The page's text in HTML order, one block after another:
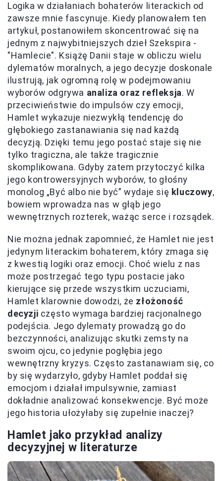
Logika w działaniach bohaterów literackich od
zawsze mnie fascynuje. Kiedy planowałem ten
artykuł, postanowiłem skoncentrować się na
jednym z najwybitniejszych dzieł Szekspira -
"Hamlecie". Książę Danii staje w obliczu wielu
dylematów moralnych, a jego decyzje doskonale
ilustrują, jak ogromną rolę w podejmowaniu
wyborów odgrywa analiza oraz refleksja. W
przeciwieństwie do impulsów czy emocji,
Hamlet wykazuje niezwykłą tendencję do
głębokiego zastanawiania się nad każdą
decyzją. Dzięki temu jego postać staje się nie
tylko tragiczna, ale także tragicznie
skomplikowana. Gdyby zatem przytoczyć kilka
jego kontrowersyjnych wyborów, to głośny
monolog „Być albo nie być” wydaje się kluczowy,
bowiem wprowadza nas w głąb jego
wewnętrznych rozterek, ważąc serce i rozsądek.
Nie można jednak zapomnieć, że Hamlet nie jest
jedynym literackim bohaterem, który zmaga się
z kwestią logiki oraz emocji. Choć wielu z nas
może postrzegać tego typu postacie jako
kierujące się przede wszystkim uczuciami,
Hamlet klarownie dowodzi, że złożoność
decyzji często wymaga bardziej racjonalnego
podejścia. Jego dylematy prowadzą go do
bezczynności, analizując skutki zemsty na
swoim ojcu, co jedynie pogłębia jego
wewnętrzny kryzys. Często zastanawiam się, co
by się wydarzyło, gdyby Hamlet poddał się
emocjom i działał impulsywnie, zamiast
dokładnie analizować konsekwencje. Być może
jego historia ułożyłaby się zupełnie inaczej?
Hamlet jako przykład analizy
decyzyjnej w literaturze